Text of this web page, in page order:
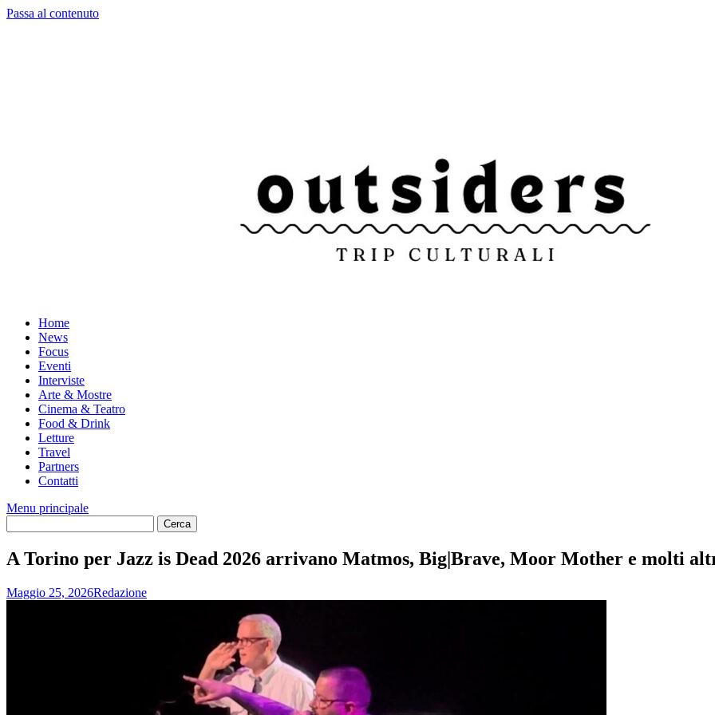
Passa al contenuto
Home
News
Focus
Eventi
Interviste
Arte & Mostre
Cinema & Teatro
Food & Drink
Letture
Travel
Partners
Contatti
Menu principale
A Torino per Jazz is Dead 2026 arrivano Matmos, Big|Brave, Moor Mother e molti
Maggio 25, 2026Redazione